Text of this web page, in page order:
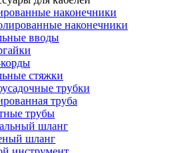
наконечники
наконечники
вводы
стяжки
трубки
труба
трубы
шланг
шланг